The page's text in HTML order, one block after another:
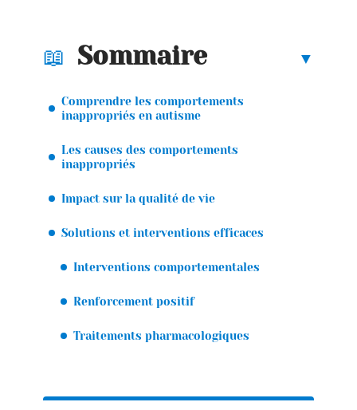
Sommaire
Comprendre les comportements
inappropriés en autisme
Les causes des comportements
inappropriés
Impact sur la qualité de vie
Solutions et interventions efficaces
Interventions comportementales
Renforcement positif
Traitements pharmacologiques